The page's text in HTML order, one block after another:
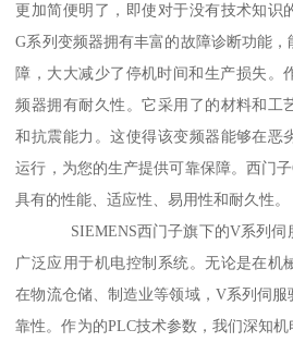
更加简便明了，即使对于没有技术知识
G系列变频器拥有丰富的故障诊断功能
障，大大减少了停机时间和生产损失。
频器拥有耐久性。它采用了的材料和工
和抗震能力。这使得该变频器能够在恶
运行，为您的生产提供可靠保障。西门
具有的性能、适应性、易用性和耐久性。
SIEMENS西门子旗下的V系列伺服
广泛应用于机电控制系统。无论是在机
在物流仓储、制造业等领域，V系列伺
靠性。作为的PLC技术参数，我们深知